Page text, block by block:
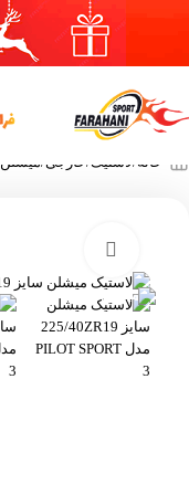
خانه لاستیک خارجی میشلن